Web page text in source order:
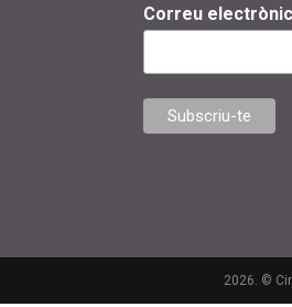
Correu electrònic
2026. ©